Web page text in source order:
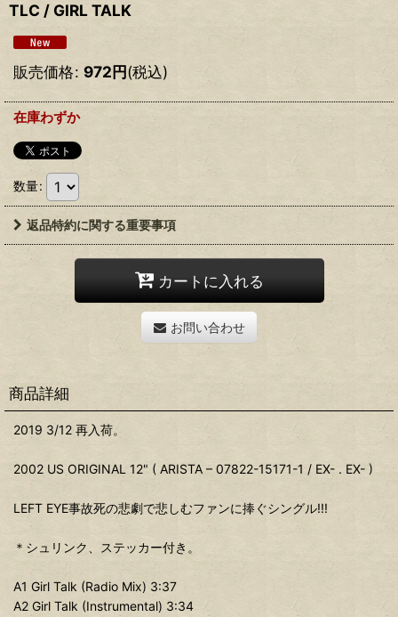
TLC / GIRL TALK
販売価格: 972円(税込)
在庫わずか
数量:
返品特約に関する重要事項
カートに入れる
お問い合わせ
商品詳細
2019 3/12 再入荷。
2002 US ORIGINAL 12" ( ARISTA – 07822-15171-1 / EX- . EX- )
LEFT EYE事故死の悲劇で悲しむファンに捧ぐシングル!!!
＊シュリンク、ステッカー付き。
A1 Girl Talk (Radio Mix) 3:37
A2 Girl Talk (Instrumental) 3:34